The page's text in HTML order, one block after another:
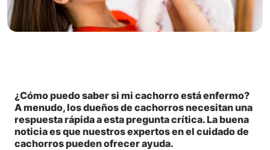
¿Cómo puedo saber si mi cachorro está enfermo?
A menudo, los dueños de cachorros necesitan una
respuesta rápida a esta pregunta crítica. La buena
noticia es que nuestros expertos en el cuidado de
cachorros pueden ofrecer ayuda.